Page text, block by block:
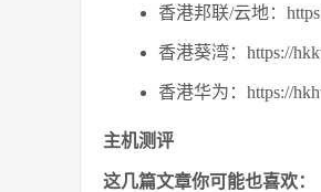
香港邦联/云地：
香港葵湾：https://
香港华为：https://
主机测评
这几篇文章你可能也喜欢：